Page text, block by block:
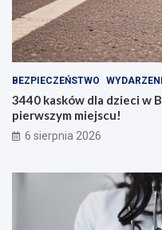
BEZPIECZEŃSTWO
3440 kasków dla dzieci w
pierwszym miejscu!
6 sierpnia 2026